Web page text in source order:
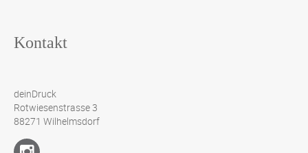
Kontakt
deinDruck
Rotwiesenstrasse 3
88271 Wilhelmsdorf